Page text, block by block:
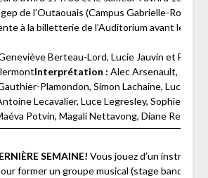
de l’Outaouais (Campus Gabrielle-
à la billetterie de l’Auditorium avant les
Berteau-Lord, Lucie Jauvin et
Interprétation : Alec Arsenault, Kim
Plamondon, Simon Lachaine, Lucie
Lecavalier, Luce Legresley, Sophie-
Potvin, Magali Nettavong, Diane
SEMAINE! Vous jouez d’un
former un groupe musical (stage band de